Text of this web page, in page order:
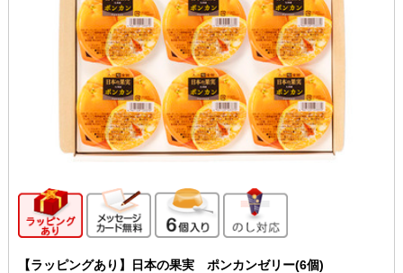
ギフト向け商品メッセージカード無料
6個入り のし対応
【ラッピングあり】日本の果実 ポンカンゼリー(6個)